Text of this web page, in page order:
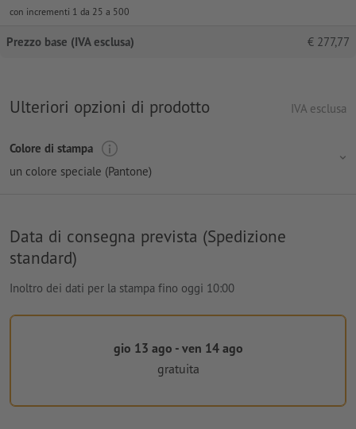
con incrementi 1 da 25 a 500
Prezzo base (IVA esclusa) € 277,77
Ulteriori opzioni di prodotto IVA esclusa
Colore di stampa
un colore speciale (Pantone)
Data di consegna prevista (Spedizione
standard)
Inoltro dei dati per la stampa fino oggi 10:00
gio 13 ago - ven 14 ago
gratuita